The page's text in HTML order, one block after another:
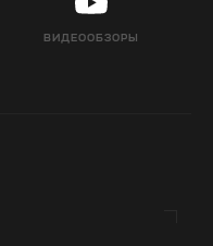
ВИДЕООБЗОРЫ